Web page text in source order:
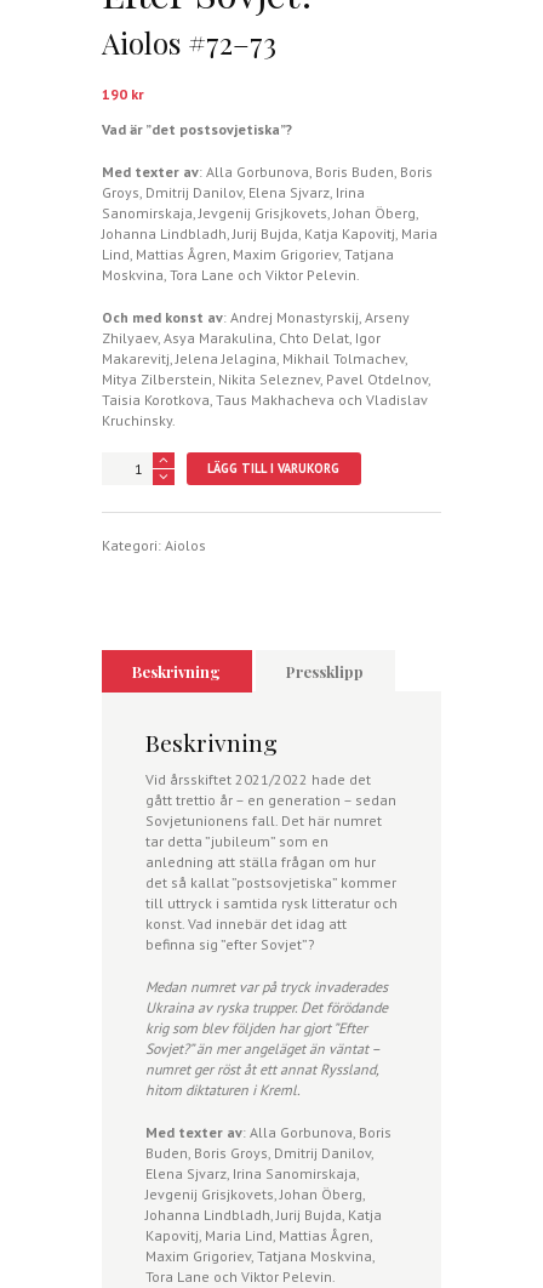
Aiolos #72–73
190 kr
Vad är ”det postsovjetiska”?
Med texter av: Alla Gorbunova, Boris Buden, Boris
Groys, Dmitrij Danilov, Elena Sjvarz, Irina
Sanomirskaja, Jevgenij Grisjkovets, Johan Öberg,
Johanna Lindbladh, Jurij Bujda, Katja Kapovitj, Maria
Lind, Mattias Ågren, Maxim Grigoriev, Tatjana
Moskvina, Tora Lane och Viktor Pelevin.
Och med konst av: Andrej Monastyrskij, Arseny
Zhilyaev, Asya Marakulina, Chto Delat, Igor
Makarevitj, Jelena Jelagina, Mikhail Tolmachev,
Mitya Zilberstein, Nikita Seleznev, Pavel Otdelnov,
Taisia Korotkova, Taus Makhacheva och Vladislav
Kruchinsky.
LÄGG TILL I VARUKORG
Kategori: Aiolos
Beskrivning Pressklipp
Beskrivning
Vid årsskiftet 2021/2022 hade det
gått trettio år – en generation – sedan
Sovjetunionens fall. Det här numret
tar detta ”jubileum” som en
anledning att ställa frågan om hur
det så kallat ”postsovjetiska” kommer
till uttryck i samtida rysk litteratur och
konst. Vad innebär det idag att
befinna sig ”efter Sovjet”?
Medan numret var på tryck invaderades
Ukraina av ryska trupper. Det förödande
krig som blev följden har gjort ”Efter
Sovjet?” än mer angeläget än väntat –
numret ger röst åt ett annat Ryssland,
hitom diktaturen i Kreml.
Med texter av: Alla Gorbunova, Boris
Buden, Boris Groys, Dmitrij Danilov,
Elena Sjvarz, Irina Sanomirskaja,
Jevgenij Grisjkovets, Johan Öberg,
Johanna Lindbladh, Jurij Bujda, Katja
Kapovitj, Maria Lind, Mattias Ågren,
Maxim Grigoriev, Tatjana Moskvina,
Tora Lane och Viktor Pelevin.